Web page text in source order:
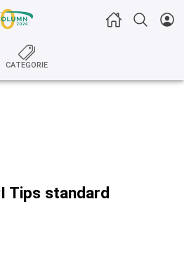
CATEGORIE
Tips standard